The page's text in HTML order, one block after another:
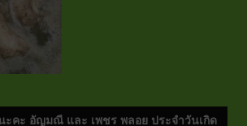
ะคะ อัญมณี และ เพชร พลอย ประจำวันเกิด